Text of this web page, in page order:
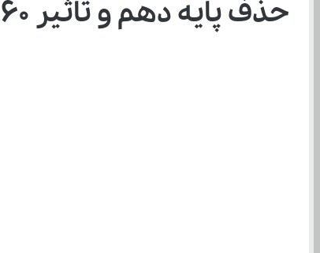
حذف پایه دهم و تاثیر ۶۰ درصدی معدل قطعی شد!